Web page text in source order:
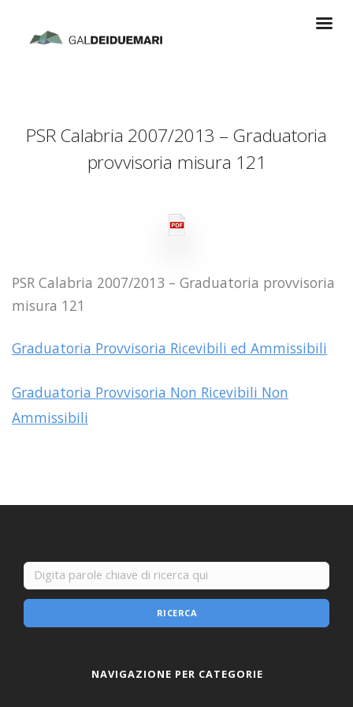
PSR Calabria 2007/2013 – Graduatoria
provvisoria misura 121
PSR Calabria 2007/2013 – Graduatoria provvisoria
misura 121
Graduatoria Provvisoria Ricevibili ed Ammissibili
Graduatoria Provvisoria Non Ricevibili Non
Ammissibili
RICERCA
NAVIGAZIONE PER CATEGORIE